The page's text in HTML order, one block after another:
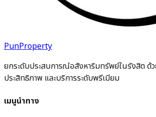
PunProperty
ยกระดับประสบการณ์อสังหาริมทรัพย์ในรังสิต ด้ว
ประสิทธิภาพ และบริการระดับพรีเมียม
เมนูนำทาง